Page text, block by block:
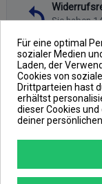
Sie haben
BESCHREIBUNG
ARTIKELDETAILS
ANGABEN ZUR
Für eine optimal
sozialer Medien
Laden, der
Cookies von
Drittparteien hast
erhältst
dieser Cookies
deiner